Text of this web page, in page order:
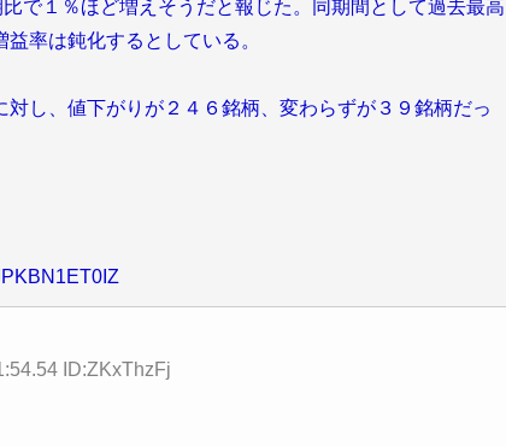
で１％ほど増えそうだと報じた。同期間として過去最高
率は鈍化するとしている。
し、値下がりが２４６銘柄、変わらずが３９銘柄だっ
ID:ZKxThzFj